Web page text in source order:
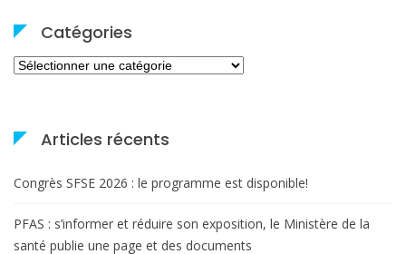
Catégories
Catégories
Articles récents
Congrès SFSE 2026 : le programme est disponible!
PFAS : s’informer et réduire son exposition, le Ministère de la
santé publie une page et des documents